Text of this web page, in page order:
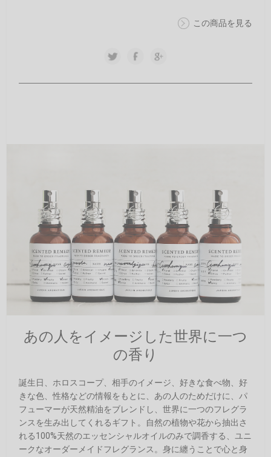
この商品を見る
あの人をイメージした世界に一つ
の香り
誕生日、ホロスコープ、相手のイメージ、好きな食べ物、好
きな色、性格などの情報をもとに、あの人のためだけに、パ
フューマーが天然精油をブレンドし、世界に一つのフレグラ
ンスを生み出してくれるギフト。自然の植物や花から抽出さ
れる100%天然のエッセンシャルオイルのみで調香する、ユニ
ークなオーダーメイドフレグランス。身に纏うことで心と身